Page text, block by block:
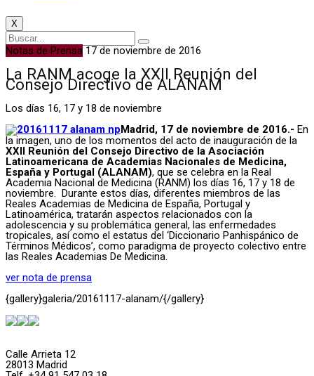
X
Notas de Prensa 17 de noviembre de 2016
La RANM acoge la XXII Reunión del
Consejo Directivo de ALANAM
Los días 16, 17 y 18 de noviembre
Madrid, 17 de noviembre de 2016.- En
la imagen, uno de los momentos del acto de inauguración de la
XXII Reunión del Consejo Directivo de la Asociación
Latinoamericana de Academias Nacionales de Medicina,
España y Portugal (ALANAM), que se celebra en la Real
Academia Nacional de Medicina (RANM) los días 16, 17 y 18 de
noviembre. Durante estos días, diferentes miembros de las
Reales Academias de Medicina de España, Portugal y
Latinoamérica, tratarán aspectos relacionados con la
adolescencia y su problemática general, las enfermedades
tropicales, así como el estatus del ‘Diccionario Panhispánico de
Términos Médicos’, como paradigma de proyecto colectivo entre
las Reales Academias De Medicina.
ver nota de prensa
{gallery}galeria/20161117-alanam/{/gallery}
Calle Arrieta 12
28013 Madrid